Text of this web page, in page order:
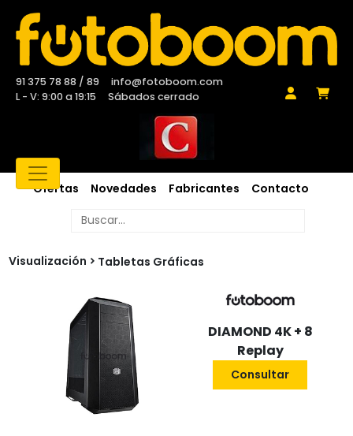
91 375 78 88 / 89
info@fotoboom.com
L - V: 9:00 a 19:15
Sábados cerrado
Ofertas Novedades Fabricantes Contacto
Visualización Tabletas Gráficas
DIAMOND 4K + 8
Replay
Consultar